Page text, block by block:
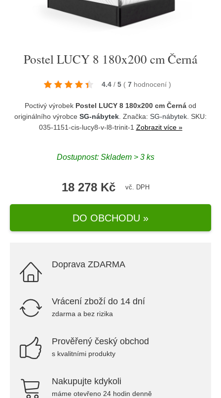
Postel LUCY 8 180x200 cm Černá
4.4 / 5 ( 7 hodnocení )
Poctivý výrobek Postel LUCY 8 180x200 cm Černá od
originálního výrobce SG-nábytek . Značka: SG-nábytek . SKU:
035-1151-cis-lucy8-v-l8-trinit-1 Zobrazit více »
Dostupnost: Skladem > 3 ks
18 278 Kč vč. DPH
DO OBCHODU »
Doprava ZDARMA
Vrácení zboží do 14 dní
zdarma a bez rizika
Prověřený český obchod
s kvalitními produkty
Nakupujte kdykoli
máme otevřeno 24 hodin denně